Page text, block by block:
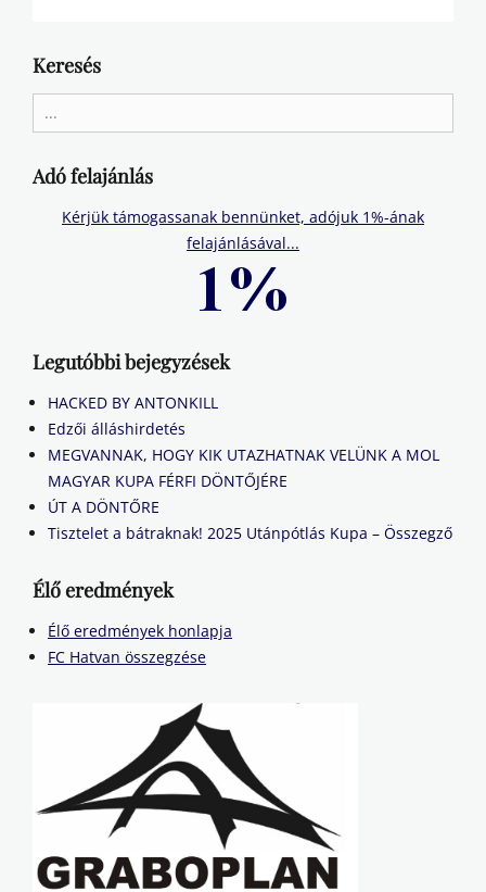
Keresés
for:
Adó felajánlás
Kérjük támogassanak bennünket, adójuk 1%-ának
felajánlásával...
Legutóbbi bejegyzések
HACKED BY ANTONKILL
Edzői álláshirdetés
MEGVANNAK, HOGY KIK UTAZHATNAK VELÜNK A MOL
MAGYAR KUPA FÉRFI DÖNTŐJÉRE
ÚT A DÖNTŐRE
Tisztelet a bátraknak! 2025 Utánpótlás Kupa – Összegző
Élő eredmények
Élő eredmények honlapja
FC Hatvan összegzése